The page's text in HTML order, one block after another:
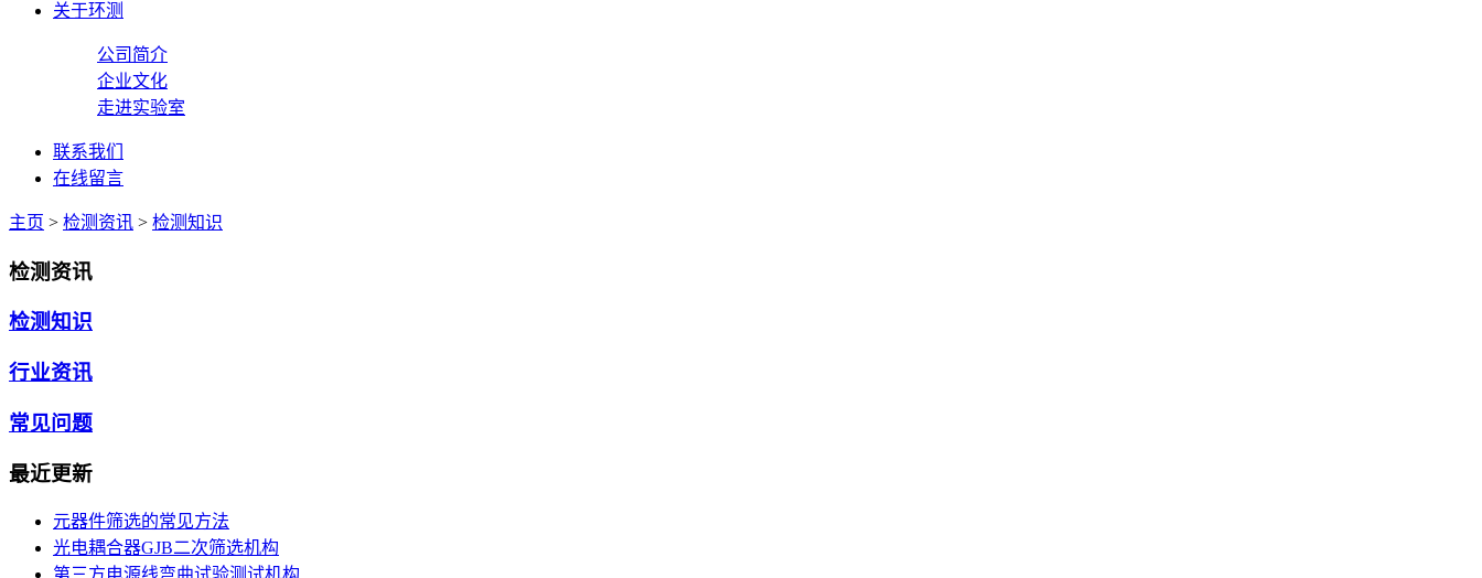
关于环测
公司简介
企业文化
走进实验室
联系我们
在线留言
主页 > 检测资讯 > 检测知识
检测资讯
检测知识
行业资讯
常见问题
最近更新
元器件筛选的常见方法
光电耦合器GJB二次筛选机构